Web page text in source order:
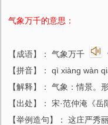
气象万千的意思：
【成语】： 气象万千
【拼音】： qì xiàng wàn
【解释】： 气象：情景。
【出处】： 宋·范仲淹《岳
【举例造句】： 这庄严秀丽